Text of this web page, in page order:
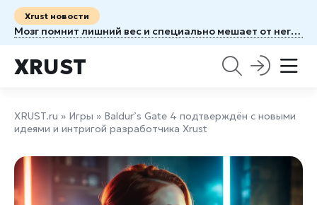
Xrust новости
Мозг помнит лишний вес и специально мешает от него избавиться
XRUST
XRUST.ru » Игры » Baldur’s Gate 4 подтверждён с новыми
идеями и интригой разработчика Xrust